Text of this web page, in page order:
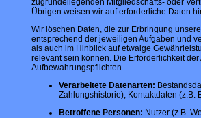
Übrigen weisen wir auf erforderliche Daten
Wir löschen Daten, die zur Erbringung
entsprechend der jeweiligen Aufgaben und
als auch im Hinblick auf etwaige
relevant sein können. Die Erforderlichkeit
Aufbewahrungspflichten.
Verarbeitete Datenarten:
Zahlungshistorie), Kontaktdaten (z.B.
Betroffene Personen: Nutzer (z.B.